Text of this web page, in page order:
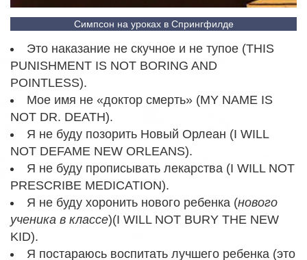
Симпсон на уроках в Спрингфилде
Это наказание не скучное и не тупое (THIS
PUNISHMENT IS NOT BORING AND
POINTLESS).
Мое имя не «доктор смерть» (MY NAME IS
NOT DR. DEATH).
Я не буду позорить Новый Орлеан (I WILL
NOT DEFAME NEW ORLEANS).
Я не буду прописывать лекарства (I WILL NOT
PRESCRIBE MEDICATION).
Я не буду хоронить нового ребенка (нового
ученика в классе)(I WILL NOT BURY THE NEW
KID).
Я постараюсь воспитать лучшего ребенка (это